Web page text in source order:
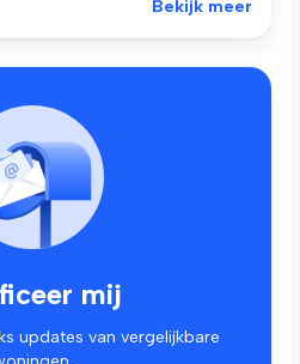
Bekijk meer
mij
updates van vergelijkbare